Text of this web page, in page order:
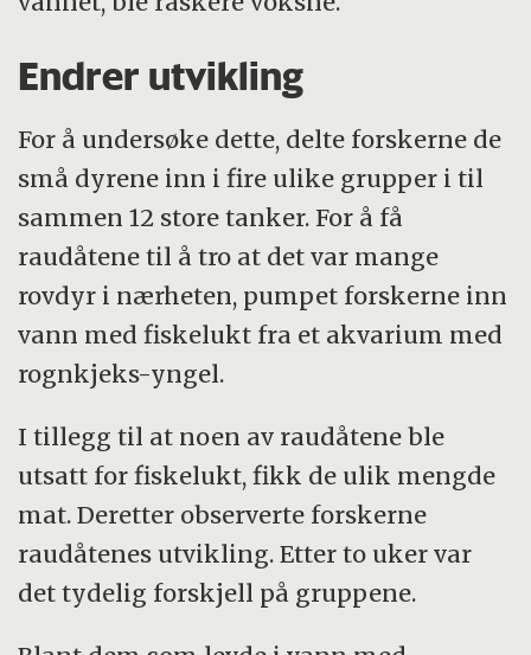
Endrer utvikling
For å undersøke dette, delte forskerne de
små dyrene inn i fire ulike grupper i til
sammen 12 store tanker. For å få
raudåtene til å tro at det var mange
rovdyr i nærheten, pumpet forskerne inn
vann med fiskelukt fra et akvarium med
rognkjeks-yngel.
I tillegg til at noen av raudåtene ble
utsatt for fiskelukt, fikk de ulik mengde
mat. Deretter observerte forskerne
raudåtenes utvikling. Etter to uker var
det tydelig forskjell på gruppene.